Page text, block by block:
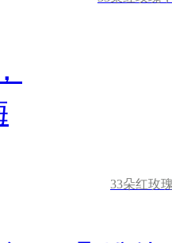
33朵红玫